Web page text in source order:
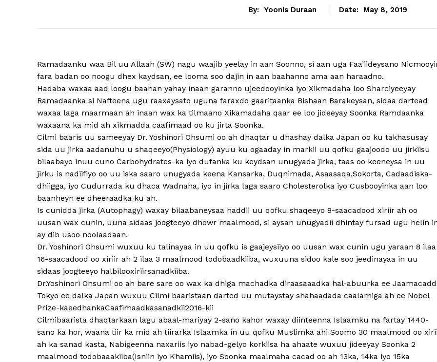
By: Yoonis Duraan Date: May 8, 2019
Ramadaanku waa Bil uu Allaah (SW) nagu waajib yeelay in aan Soonno, si aan uga Faa’iideysano
fara badan oo noogu dhex kaydsan, ee looma soo dajin in aan baahanno ama aan haraadno.
Hadaba waxaa aad loogu baahan yahay inaan garanno ujeedooyinka iyo Xikmadaha loo Sharciyeeyay
Ramadaanka si Nafteena ugu raaxaysato uguna faraxdo gaaritaanka Bishaan Barakeysan, sidaa dartead
waxaa laga maarmaan ah inaan wax ka tilmaano Xikamadaha qaar ee loo jideeyay Soonka Ramdaanka
waxaana ka mid ah xikmadda caafimaad oo ku jirta Soonka.
Cilmi baaris uu sameeyay Dr. Yoshinori Ohsumi oo ah dhaqtar u dhashay dalka Japan oo ku takhasusay
sida uu jirka aadanuhu u shaqeeyo(Physiology) ayuu ku ogaaday in markii uu qofku gaajoodo uu jirkiisu
bilaabayo inuu cuno Carbohydrates-ka iyo dufanka ku keydsan unugyada jirka, taas oo keeneysa in uu
jirku is nadiifiyo oo uu iska saaro unugyada keena Kansarka, Duqnimada, Asaasaqa,Sokorta, Cadaadiska-
dhiigga, iyo Cudurrada ku dhaca Wadnaha, iyo in jirka laga saaro Cholesterolka iyo Cusbooyinka aan loo
baanheyn ee dheeraadka ku ah.
Is cunidda jirka (Autophagy) waxay bilaabaneysaa haddii uu qofku shaqeeyo 8-saacadood xiriir ah oo
uusan wax cunin, uuna sidaas joogteeyo dhowr maalmood, si aysan unugyadii dhintay fursad ugu helin
ay dib usoo noolaadaan.
Dr. Yoshinori Ohsumi wuxuu ku talinayaa in uu qofku is gaajeysiiyo oo uusan wax cunin ugu yaraan 8 ilaa
16-saacadood oo xiriir ah 2 ilaa 3 maalmood todobaadkiiba, wuxuuna sidoo kale soo jeedinayaa in uu
sidaas joogteeyo halbilooxiriirsanadkiiba.
Dr.Yoshinori Ohsumi oo ah bare sare oo wax ka dhiga machadka diraasaaadka hal-abuurka ee
Tokyo ee dalka Japan wuxuu Cilmi baaristaan darted uu mutaystay shahaadada caalamiga ah ee Nobel
Prize-kaeedhankaCaafimaadkasanadkii2016-kii
Cilmibaarista dhaqtarkaan lagu abaal-mariyay 2-sano kahor waxay diinteenna Islaamku na fartay 1440-
sano ka hor, waana tiir ka mid ah tiirarka Islaamka in uu qofku Muslimka ahi Soomo 30 maalmood oo
ah ka sanad kasta, Nabigeenna naxariis iyo nabad-gelyo korkiisa ha ahaate wuxuu jideeyay Soonka 2
maalmood todobaaakiiba(Isniin iyo Khamiis), iyo Soonka maalmaha cacad oo ah 13ka, 14ka iyo 15ka